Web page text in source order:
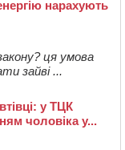
нарахують
ця умова
зайві ...
у ТЦК
чоловіка у...